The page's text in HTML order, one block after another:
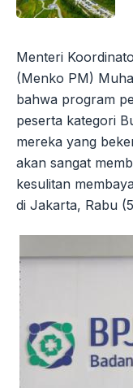
Menteri
(Menko PM)
bahwa program
peserta kategori
mereka yang
akan sangat
kesulitan
di Jakarta, Rabu